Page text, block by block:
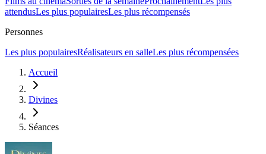
attendusLes plus populairesLes plus récompensés
Personnes
Les plus populairesRéalisateurs en salleLes plus récompensées
Accueil
Divines
Séances